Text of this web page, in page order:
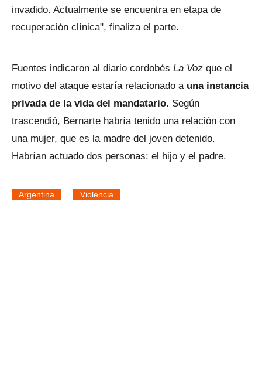
invadido. Actualmente se encuentra en etapa de
recuperación clínica", finaliza el parte.
Fuentes indicaron al diario cordobés La Voz que el
motivo del ataque estaría relacionado a una instancia
privada de la vida del mandatario. Según
trascendió, Bernarte habría tenido una relación con
una mujer, que es la madre del joven detenido.
Habrían actuado dos personas: el hijo y el padre.
Argentina Violencia